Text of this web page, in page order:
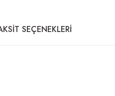
SEÇENEKLERİ